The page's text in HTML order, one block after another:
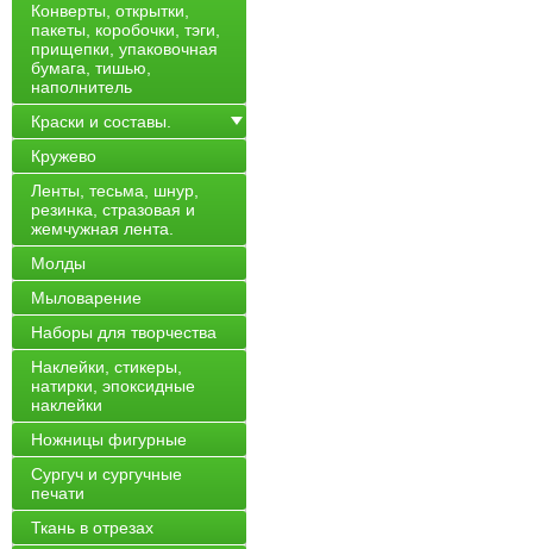
Конверты, открытки,
пакеты, коробочки, тэги,
прищепки, упаковочная
бумага, тишью,
наполнитель
Краски и составы.
Кружево
Ленты, тесьма, шнур,
резинка, стразовая и
жемчужная лента.
Молды
Мыловарение
Наборы для творчества
Наклейки, стикеры,
натирки, эпоксидные
наклейки
Ножницы фигурные
Сургуч и сургучные
печати
Ткань в отрезах